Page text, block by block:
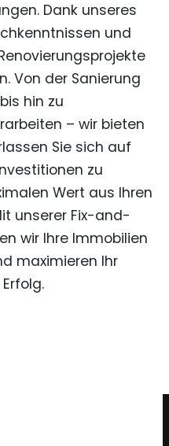
Dank unseres
und
Von der Sanierung
hin zu
– wir bieten
Sie sich auf
zu
Wert aus Ihren
unserer Fix-and-
wir Ihre Immobilien
maximieren Ihr